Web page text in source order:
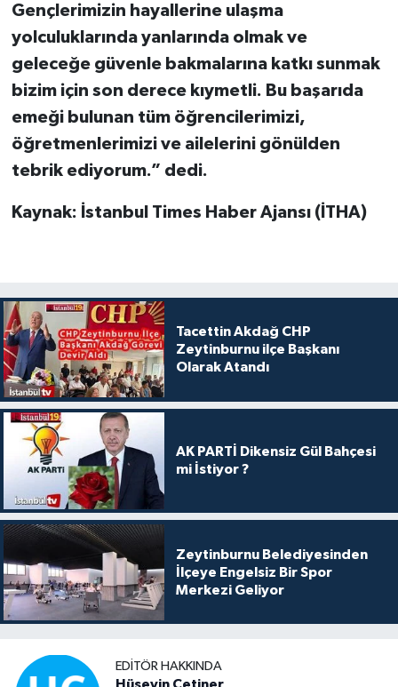
Gençlerimizin hayallerine ulaşma
yolculuklarında yanlarında olmak ve
geleceğe güvenle bakmalarına katkı sunmak
bizim için son derece kıymetli. Bu başarıda
emeği bulunan tüm öğrencilerimizi,
öğretmenlerimizi ve ailelerini gönülden
tebrik ediyorum.” dedi.
Kaynak: İstanbul Times Haber Ajansı (İTHA)
Tacettin Akdağ CHP
Zeytinburnu ilçe Başkanı
Olarak Atandı
AK PARTİ Dikensiz Gül Bahçesi
mi İstiyor ?
Zeytinburnu Belediyesinden
İlçeye Engelsiz Bir Spor
Merkezi Geliyor
EDITÖR HAKKINDA
Hüseyin Çetiner